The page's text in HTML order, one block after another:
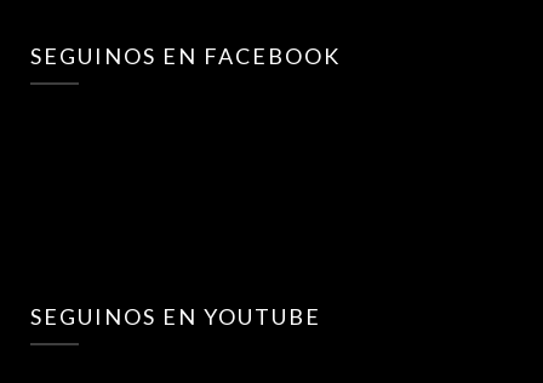
SEGUINOS EN FACEBOOK
SEGUINOS EN YOUTUBE